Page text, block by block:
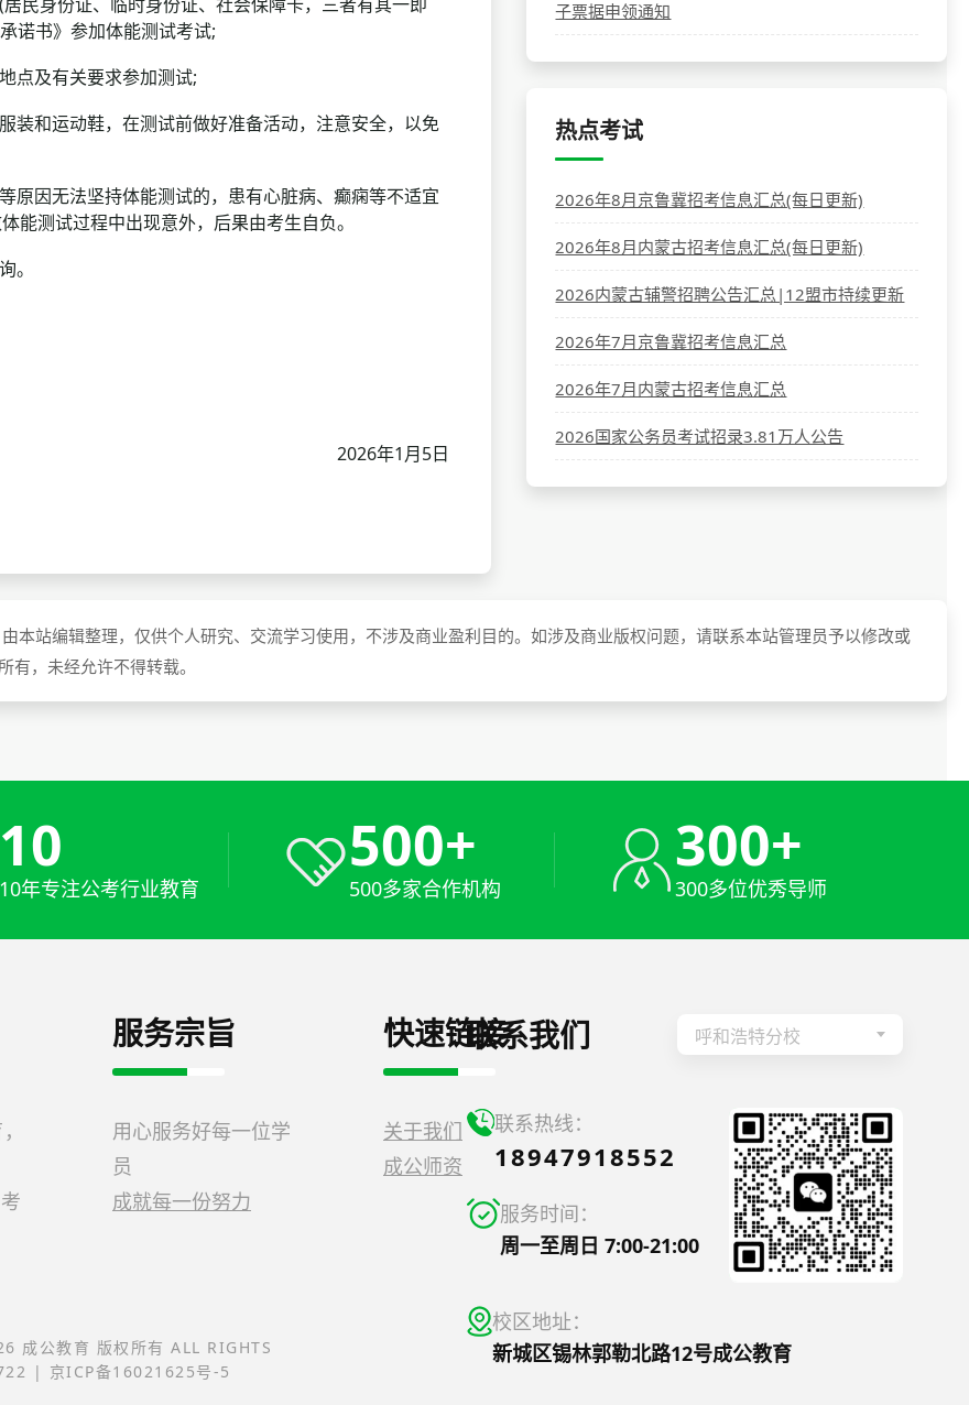
诺书》参加体能测试考试;
点及有关要求参加测试;
和运动鞋，在测试前做好准备活动，注意安全，以免
因无法坚持体能测试的，患有心脏病、癫痫等不适宜
能测试过程中出现意外，后果由考生自负。
。
2026年1月5日
子票据申领通知
热点考试
2026年8月京鲁冀招考信息汇总(每日更新)
2026年8月内蒙古招考信息汇总(每日更新)
2026内蒙古辅警招聘公告汇总|12盟市持续更新
2026年7月京鲁冀招考信息汇总
2026年7月内蒙古招考信息汇总
2026国家公务员考试招录3.81万人公告
本站编辑整理，仅供个人研究、交流学习使用，不涉及商业盈利目的。如涉及商业版权问题，请联系本站管理员予以修改或
有，未经允许不得转载。
10
10年专注公考行业教育
500+
500多家合作机构
300+
300多位优秀导师
服务宗旨
用心服务好每一位学
员
成就每一份努力
快速链接
关于我们
成公师资
成公教育 版权所有 ALL RIGHTS
| 京ICP备16021625号-5
联系我们 呼和浩特分校
联系热线：
18947918552
服务时间：
周一至周日 7:00-21:00
校区地址：
新城区锡林郭勒北路12号成公教育